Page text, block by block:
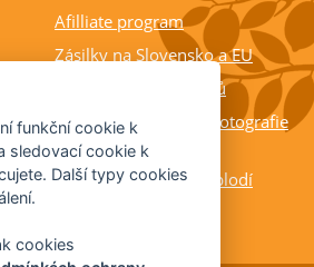
Afilliate program
Zásilky na Slovensko a EU
Balení rostlin a citrusů
Dostupnost, výška a fotografie
rostlin
Kdy citrusy kvetou a plodí
funkční cookie k
sledovací cookie k
Další typy cookies
cookies